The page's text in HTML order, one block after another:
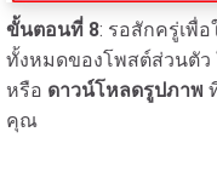
ขั้นตอนที่ 8: รอสักครู่เพื่
ทั้งหมดของโพสต์ส่วนตั
หรือ ดาวน์โหลดรูปภาพ
คุณ